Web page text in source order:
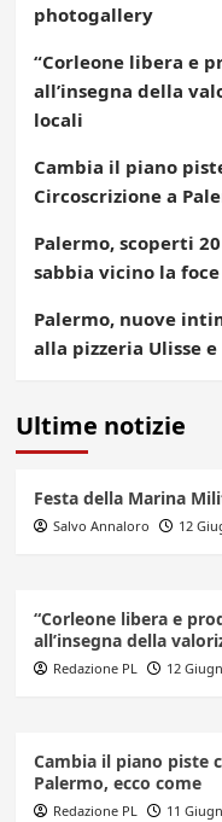
photogallery
“Corleone libera e
all’insegna della
locali
Cambia il piano
Circoscrizione a
Palermo, scoperti
sabbia vicino la
Palermo, nuove
alla pizzeria Ulisse
Ultime notizie
Festa della Marina
Salvo Annaloro 12
“Corleone libera e
all’insegna della
Redazione PL 12
Cambia il piano piste
Palermo, ecco come
Redazione PL 11